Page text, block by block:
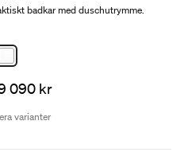
badkar med duschutrymme.
090 kr
varianter